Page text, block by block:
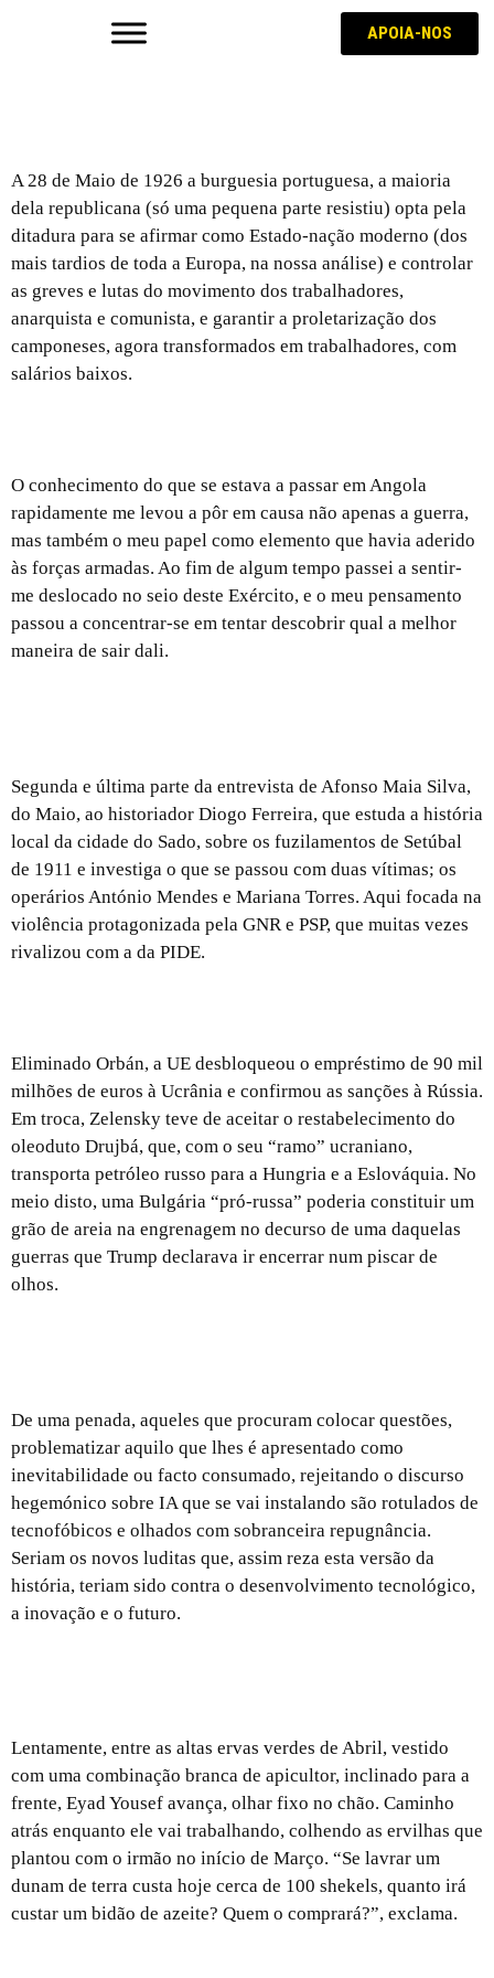
APOIA-NOS
A 28 de Maio de 1926 a burguesia portuguesa, a maioria
dela republicana (só uma pequena parte resistiu) opta pela
ditadura para se afirmar como Estado-nação moderno (dos
mais tardios de toda a Europa, na nossa análise) e controlar
as greves e lutas do movimento dos trabalhadores,
anarquista e comunista, e garantir a proletarização dos
camponeses, agora transformados em trabalhadores, com
salários baixos.
O conhecimento do que se estava a passar em Angola
rapidamente me levou a pôr em causa não apenas a guerra,
mas também o meu papel como elemento que havia aderido
às forças armadas. Ao fim de algum tempo passei a sentir-
me deslocado no seio deste Exército, e o meu pensamento
passou a concentrar-se em tentar descobrir qual a melhor
maneira de sair dali.
Segunda e última parte da entrevista de Afonso Maia Silva,
do Maio, ao historiador Diogo Ferreira, que estuda a história
local da cidade do Sado, sobre os fuzilamentos de Setúbal
de 1911 e investiga o que se passou com duas vítimas; os
operários António Mendes e Mariana Torres. Aqui focada na
violência protagonizada pela GNR e PSP, que muitas vezes
rivalizou com a da PIDE.
Eliminado Orbán, a UE desbloqueou o empréstimo de 90 mil
milhões de euros à Ucrânia e confirmou as sanções à Rússia.
Em troca, Zelensky teve de aceitar o restabelecimento do
oleoduto Drujbá, que, com o seu “ramo” ucraniano,
transporta petróleo russo para a Hungria e a Eslováquia. No
meio disto, uma Bulgária “pró-russa” poderia constituir um
grão de areia na engrenagem no decurso de uma daquelas
guerras que Trump declarava ir encerrar num piscar de
olhos.
De uma penada, aqueles que procuram colocar questões,
problematizar aquilo que lhes é apresentado como
inevitabilidade ou facto consumado, rejeitando o discurso
hegemónico sobre IA que se vai instalando são rotulados de
tecnofóbicos e olhados com sobranceira repugnância.
Seriam os novos luditas que, assim reza esta versão da
história, teriam sido contra o desenvolvimento tecnológico,
a inovação e o futuro.
Lentamente, entre as altas ervas verdes de Abril, vestido
com uma combinação branca de apicultor, inclinado para a
frente, Eyad Yousef avança, olhar fixo no chão. Caminho
atrás enquanto ele vai trabalhando, colhendo as ervilhas que
plantou com o irmão no início de Março. “Se lavrar um
dunam de terra custa hoje cerca de 100 shekels, quanto irá
custar um bidão de azeite? Quem o comprará?”, exclama.